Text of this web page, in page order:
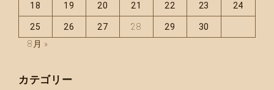
18 19 20 21 22 23 24
25 26 27 28 29
30
8月 »
カテゴリー